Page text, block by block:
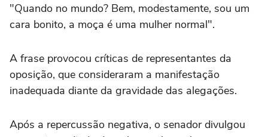
"Quando no mundo? Bem, modestamente, sou um
cara bonito, a moça é uma mulher normal".
A frase provocou críticas de representantes da
oposição, que consideraram a manifestação
inadequada diante da gravidade das alegações.
Após a repercussão negativa, o senador divulgou